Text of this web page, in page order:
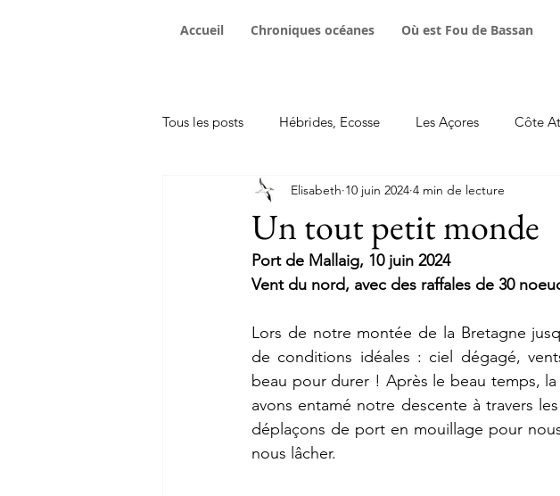
Accueil Chroniques océanes Où est Fou de Bassan
Tous les posts Hébrides, Ecosse Les Açores Côte
Traversées Achat bateau Avaries Equipement
rencontres sur les pontons Instants poétiques
Un tout petit monde
Elisabeth 10 juin 2024 4 min de lecture
Port de Mallaig, 10 juin 2024
Vent du nord, avec des raffales de 30
Lors de notre montée de la Bretagne
de conditions idéales : ciel dégagé,
beau pour durer ! Après le beau temps,
avons entamé notre descente à travers
déplaçons de port en mouillage pour
nous lâcher.